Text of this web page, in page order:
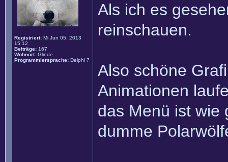
Registriert: Mi Jun 05, 2013
15:12
Beiträge: 167
Wohnort: Glinde
Programmiersprache: Delphi 7
Als ich es
reinschauen.
Also schöne
Animationen
das Menü ist wie
dumme